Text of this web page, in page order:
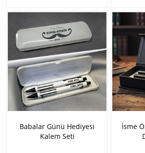
Babalar Günü Hediyesi
Kalem Seti
İsme